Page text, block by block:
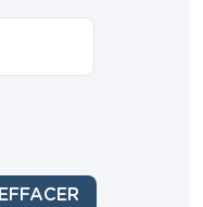
EFFACER